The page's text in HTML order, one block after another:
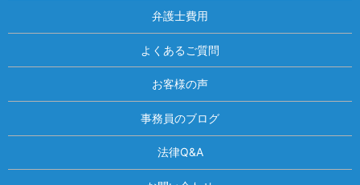
弁護士費用
よくあるご質問
お客様の声
事務員のブログ
法律Q&A